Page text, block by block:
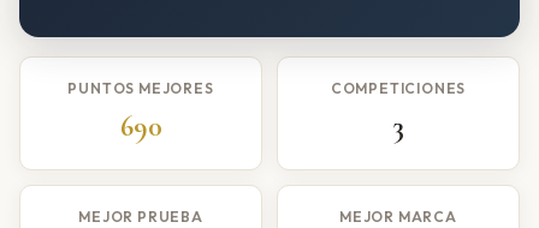
PUNTOS MEJORES
690
COMPETICIONES
3
MEJOR PRUEBA MEJOR MARCA